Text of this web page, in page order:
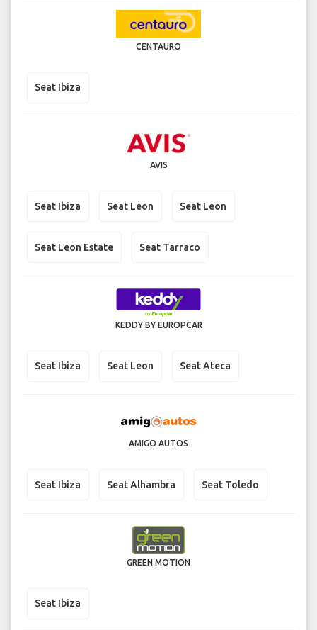
CENTAURO
Seat Ibiza
AVIS
Seat Ibiza Seat Leon Seat Leon
Seat Leon Estate Seat Tarraco
KEDDY BY EUROPCAR
Seat Ibiza Seat Leon Seat Ateca
AMIGO AUTOS
Seat Ibiza Seat Alhambra Seat Toledo
GREEN MOTION
Seat Ibiza